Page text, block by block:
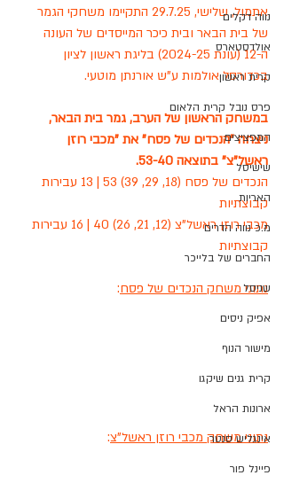
נווה דקלים
אולדסטארס
קרית ראשון
פרס נובל קרית הלאום
המפציצים
שישיסל
האריות
מ.כ נווה הדרים
החברים של בלייכר
שניסל
אפיק ניסים
מישור הנוף
קרית גנים שיקגו
ארונות הראל
אינגליש סנטר
פיינל פור
אתמול, שלישי, 29.7.25 התקיימו משחקי הגמר
של בית הבאר ובית כיכר המייסדים של העונה
ה-12 (עונת 2024-25) בליגת ראשון לציון
בכדורסל אולמות ע"ש אורנתן מוטעי.
במשחק הראשון של הערב, גמר בית הבאר,
ניצחה "הנכדים של פסח" את "מכבי רוזן
ראשל"צ" בתוצאה 53-40.
הנכדים של פסח (18, 29, 39) 53 | 13 עבירות
קבוצתיות
מכבי רוזן ראשל"צ (12, 21, 26) 40 | 16 עבירות
קבוצתיות
נתוני משחק הנכדים של פסח:
נתוני משחק מכבי רוזן ראשל"צ: